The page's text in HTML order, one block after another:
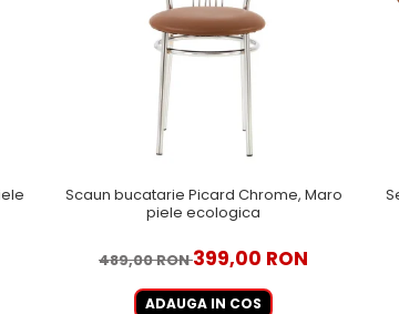
Scaun bucatarie Picard Chrome, Maro
piele ecologica
489,00 RON399,00 RON
ADAUGA IN COS